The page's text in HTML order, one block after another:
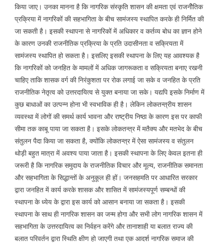
किया जाए। उनका मानना है कि नागरिक संस्कृति शासन की क्षमता एवं राजनीेतिक
प्रक्रिया में नागरिकों की सहभागिता के बीच सामंजस्य स्थापित करके ही निर्मित की
जा सकती है। इसकी स्थापना से नागरिकों में अधिकार व कर्तव्य बोध का ज्ञान होने
के कारण उनकी राजनीतिक प्रक्रिया के प्रति उदासीनता व सक्रियता में
सामंजस्य स्थापित हो सकता है। इसलिए इसकी स्थापना के लिए यह आवश्यक है
कि नागरिकों को जनहित के मामलों में अधिक जागरूकता व सक्रियता बनाए रखनी
चाहिए ताकि शासक वर्ग की निरंकुशता पर रोक लगाई जा सके व जनहित के प्रति
राजनीतिक नेतृत्व को उत्तरदायित्व से युक्त बनाया जा सके। यद्यपि इसके निर्माण में
कुछ बाधाओं का उत्पन्न होना भी स्वभाविक ही है। लेकिन लोकतन्त्रीय शासन
व्यवस्था में लोगों की समर्थ कार्य भावना और राष्ट्रीय निष्ठा के कारण इस पर काफी
सीमा तक काबू पाया जा सकता है। इसके लोकतन्त्र में मतैक्य और मतभेद के बीच
संतुलन पैदा किया जा सकता है, क्योंकि लोकतन्त्र में ऐसा सामंजस्य व संतुलन
थोड़ी बहुत मात्रा में अवश्य पाया जाता है। इसकी स्थापना के लिए केवल इतना ही
जरूरी है कि नागरिक समुदाय के राजनीतिक विचार और मूल्य, राजनीतिक समानता
और सहभागिता के सिद्धान्तों के अनुकूल ही हों। जनसहमति पर आधारित सरकार
द्वारा जनहित में कार्य करके शासक और शासित में सामंजस्यपूर्ण सम्बन्धों की
स्थापना के ध्येय के द्वारा इस कार्य को आसान बनाया जा सकता है। इसकी
स्थापना के साथ ही नागरिक शासन का जन्म होगा और सभी लोग नागरिक शासन में
सहभागिता के उत्तरदायित्व का निर्वहन करेंगे और तानाशाही या बलात राज्य की
बलात परिवर्तन द्वारा स्थिति क्षीण हो जाएगी तथा एक आदर्श नागरिक समाज की